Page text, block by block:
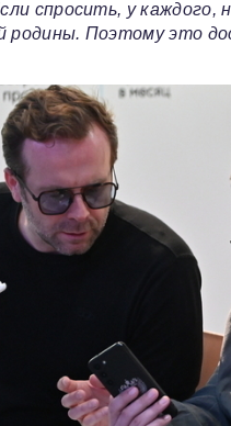
спросить, у каждого,
родины. Поэтому это